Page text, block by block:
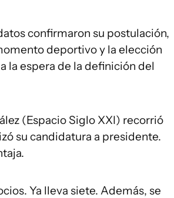
confirmaron su postulación,
deportivo y la elección
la espera de la definición del
(Espacio Siglo XXI) recorrió
su candidatura a presidente.
Ya lleva siete. Además, se